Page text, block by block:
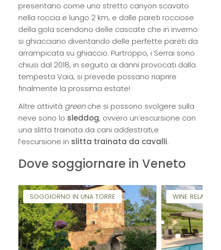
presentano come uno stretto canyon scavato
nella roccia e lungo 2 km, e dalle pareti rocciose
della gola scendono delle cascate che in inverno
si ghiacciano diventando delle perfette pareti da
arrampicata su ghiaccio. Purtroppo, i Serrai sono
chiusi dal 2018, in seguito ai danni provocati dalla
tempesta Vaia, si prevede possano riaprire
finalmente la prossima estate!
Altre attività greenche si possono svolgere sulla
neve sono lo sleddog, ovvero un’escursione con
una slitta trainata da cani addestrati,e
l’escursione in slitta trainata da cavalli.
Dove soggiornare in Veneto
SOGGIORNO IN UNA TORRE WINE RELAIS IN